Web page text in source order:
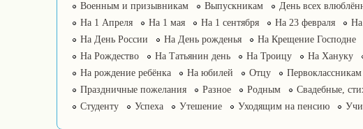
Военным и призывникам
Выпускникам День всех
На 1 Апреля
На 1 мая На 1 сентября На 23 февраля На
На День России
На День рожденья На Крещение Господне
На Рождество
На Татьянин день На Троицу На Хануку
На рождение ребёнка
На юбилей Отцу Первоклассникам
Праздничные пожелания
Разное Родным Свадебные,
Студенту
Успеха Утешение Уходящим на пенсию